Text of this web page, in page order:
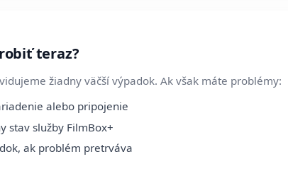
teraz?
žiadny väčší výpadok. Ak však máte problémy:
alebo pripojenie
stav služby FilmBox+
ak problém pretrváva